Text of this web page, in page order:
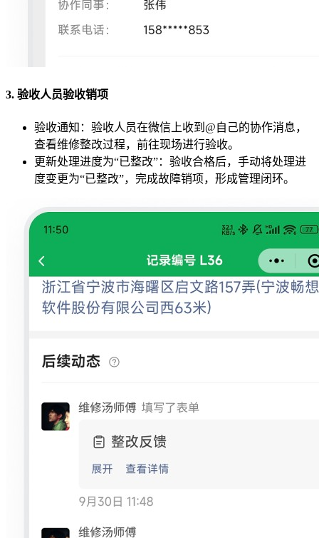
3. 验收人员验收销项
验收通知：验收人员在微信上收到@自己的协作消息，
查看维修整改过程，前往现场进行验收。
更新处理进度为“已整改”：验收合格后，手动将处理进
度变更为“已整改”，完成故障销项，形成管理闭环。